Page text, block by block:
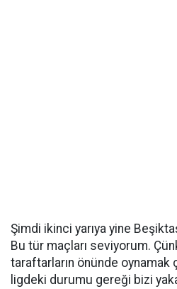
Şimdi ikinci yarıya yine
Bu tür maçları seviyorum.
taraftarların önünde oynamak
ligdeki durumu gereği bizi